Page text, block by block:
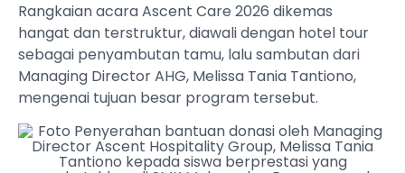
Rangkaian acara Ascent Care 2026 dikemas
hangat dan terstruktur, diawali dengan hotel tour
sebagai penyambutan tamu, lalu sambutan dari
Managing Director AHG, Melissa Tania Tantiono,
mengenai tujuan besar program tersebut.